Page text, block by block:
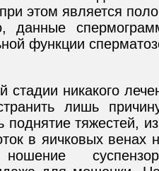
этом является
данные
функции
стадии никакого
лишь
тяжестей,
в яичковых венах